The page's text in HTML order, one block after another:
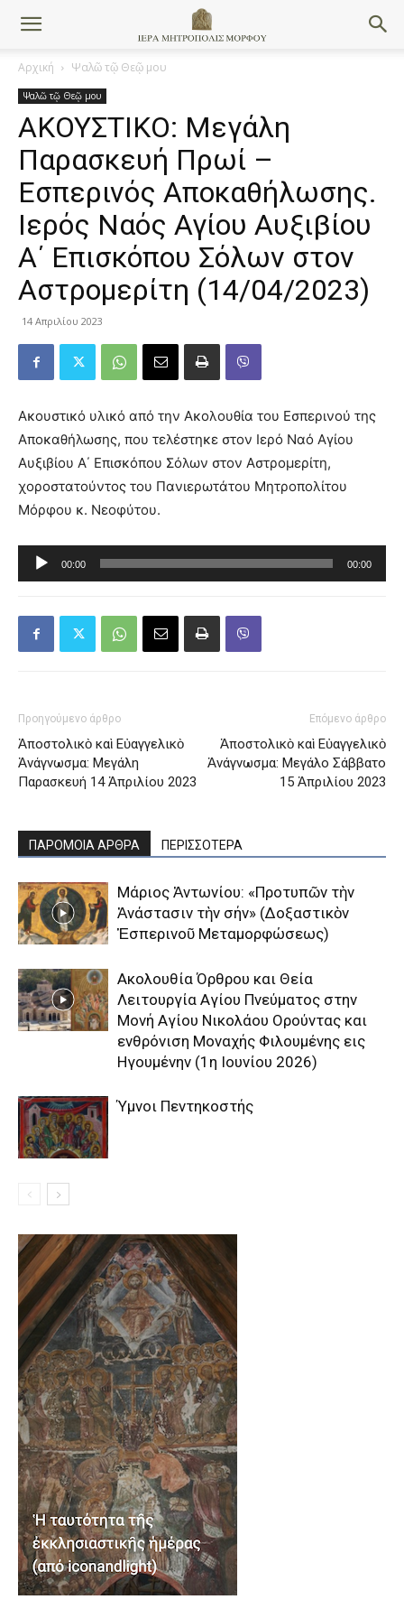
Αρχική Ψαλῶ τῷ Θεῷ μου
Ψαλῶ τῷ Θεῷ μου
ΑΚΟΥΣΤΙΚΟ: Μεγάλη
Παρασκευή Πρωί –
Εσπερινός Αποκαθήλωσης.
Ιερός Ναός Αγίου Αυξιβίου
Α΄ Επισκόπου Σόλων στον
Αστρομερίτη (14/04/2023)
14 Απριλίου 2023
Ακουστικό υλικό από την Ακολουθία του Εσπερινού της
Αποκαθήλωσης, που τελέστηκε στον Ιερό Ναό Αγίου
Αυξιβίου Α΄ Επισκόπου Σόλων στον Αστρομερίτη,
χοροστατούντος του Πανιερωτάτου Μητροπολίτου
Μόρφου κ. Νεοφύτου.
Πρόγραμμα
Αναπαραγωγής
00:00 00:00
Προηγούμενο άρθρο
Ἀποστολικὸ καὶ Εὐαγγελικὸ
Ἀνάγνωσμα: Μεγάλη
Παρασκευή 14 Ἀπριλίου 2023
Επόμενο άρθρο
Ἀποστολικὸ καὶ Εὐαγγελικὸ
Ἀνάγνωσμα: Μεγάλο Σάββατο
15 Ἀπριλίου 2023
ΠΑΡΟΜΟΙΑ ΑΡΘΡΑ ΠΕΡΙΣΣΟΤΕΡΑ
Μάριος Ἀντωνίου: «Προτυπῶν τὴν
Ἀνάστασιν τὴν σήν» (Δοξαστικὸν
Ἑσπερινοῦ Μεταμορφώσεως)
Aκολουθία Όρθρου και Θεία
Λειτουργία Αγίου Πνεύματος στην
Μονή Αγίου Νικολάου Ορούντας και
ενθρόνιση Μοναχής Φιλουμένης εις
Ηγουμένην (1η Ιουνίου 2026)
Ύμνοι Πεντηκοστής